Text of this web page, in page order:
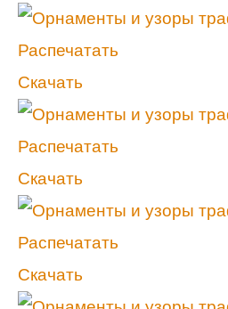
Распечатать
Скачать
Распечатать
Скачать
Распечатать
Скачать